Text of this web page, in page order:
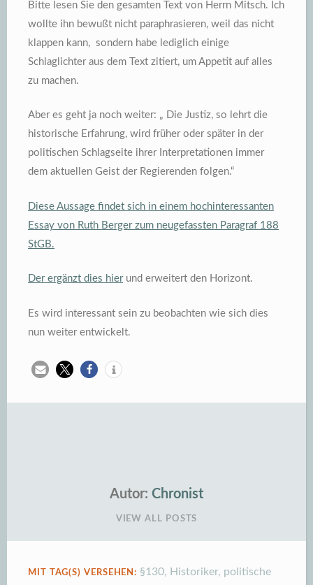
Bitte lesen Sie den gesamten Text von Herrn Mitsch. Ich
wollte ihn bewußt nicht paraphrasieren, weil das nicht
klappen kann, sondern habe lediglich einige
Schlaglichter aus dem Text zitiert, um Appetit auf alles
zu machen.
Aber es geht ja noch weiter: „ Die Justiz, so lehrt die
historische Erfahrung, wird früher oder später in der
politischen Schlagseite ihrer Interpretationen immer
dem aktuellen Geist der Regierenden folgen.“
Diese Aussage findet sich in einem hochinteressanten
Essay von Ruth Berger zum neugefassten Paragraf 188
StGB.
Der ergänzt dies hierund erweitert den Horizont.
Es wird interessant sein zu beobachten wie sich dies
nun weiter entwickelt.
Autor: Chronist
VIEW ALL POSTS
MIT TAG(S) VERSEHEN: §130, Historiker, politische